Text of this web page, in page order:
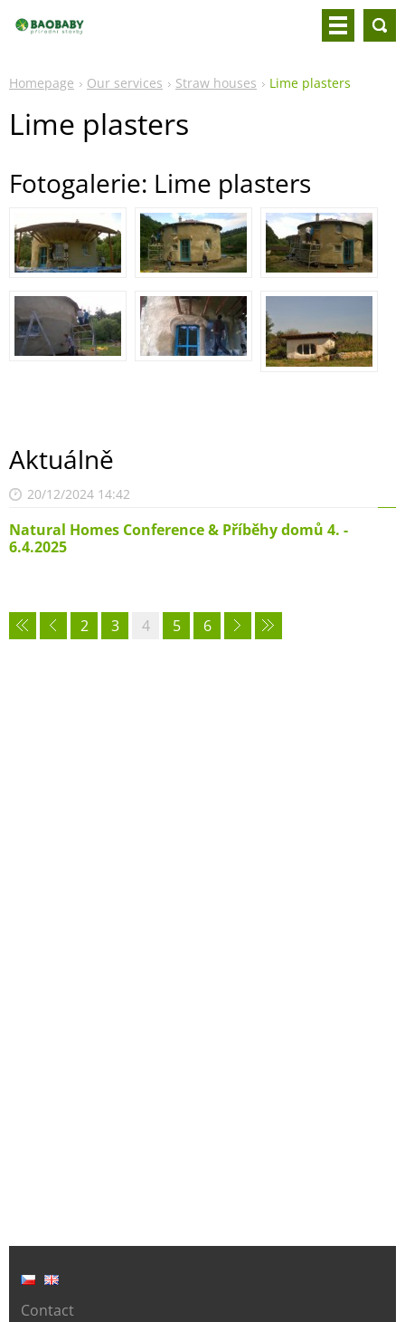
Homepage Our services Straw houses Lime plasters
Lime plasters
Fotogalerie: Lime plasters
Aktuálně
20/12/2024 14:42
Natural Homes Conference & Příběhy domů 4. -
6.4.2025
2 3 4 5 6
Contact